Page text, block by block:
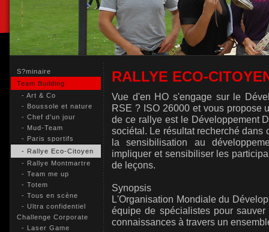
S?minaire
Team Building
- Art & Co
- Boussole et nature
- Chef d'un jour
- Mud-Team
- Paris sportifs
- Rallye Eco-Citoyen
- Rallye Montmartre
- Team me up
- Totem
- Tous en scène
- Ultra confidentiel
Challenge Corporate
- Laser Game
RALLYE ECO-
Vue d'en HO s'engage sur le
RSE ? ISO 26000 et vous propose
de ce rallye est le Développement
sociétal. Le résultat recherché dans
la sensibilisation au
impliquer et sensibiliser les
de leçons.
Synopsis
L'Organisation Mondiale du
équipe de spécialistes pour
connaissances à travers un